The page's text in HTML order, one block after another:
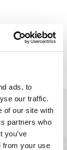
ads, to
our traffic.
of our site with
partners who
you’ve
from your use